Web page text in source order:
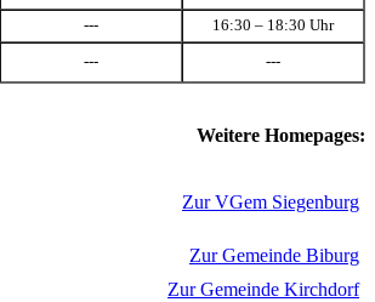
--- 16:30 – 18:30 Uhr
--- ---
Weitere Homepages:
Zur VGem Siegenburg
Zur Gemeinde Biburg
Zur Gemeinde Kirchdorf